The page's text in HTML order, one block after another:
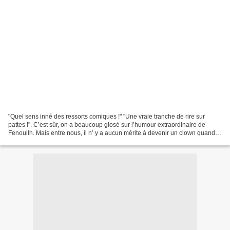
"Quel sens inné des ressorts comiques !" "Une vraie tranche de rire sur
pattes !". C’est sûr, on a beaucoup glosé sur l’humour extraordinaire de
Fenouilh. Mais entre nous, il n’ y a aucun mérite à devenir un clown quand